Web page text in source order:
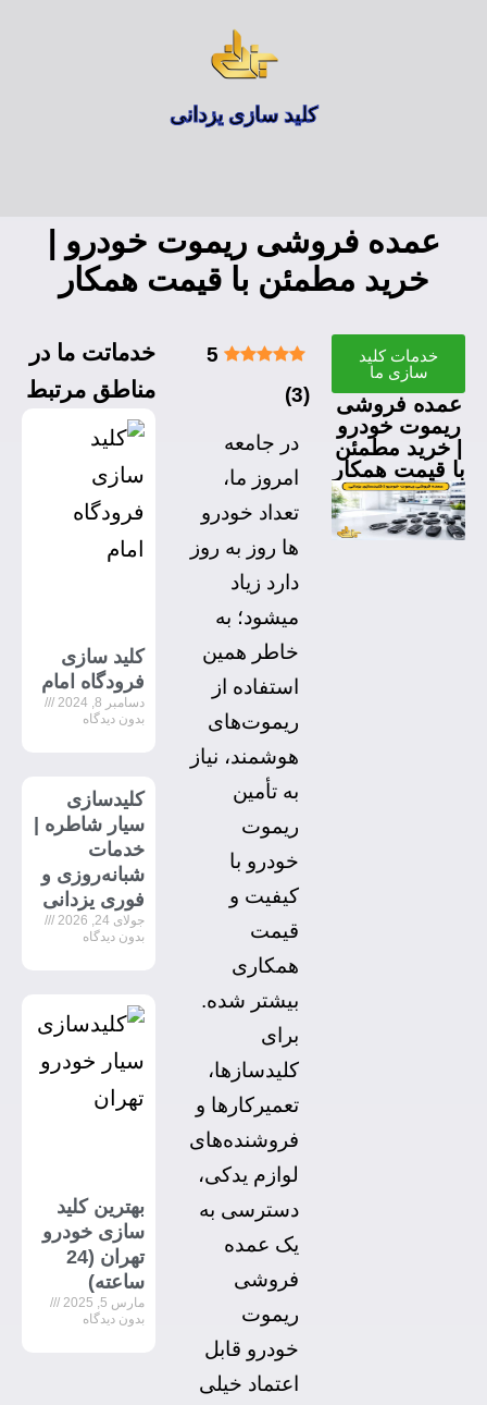
کلید سازی یزدانی
عمده فروشی ریموت خودرو |
خرید مطمئن با قیمت همکار
خدمات کلید
سازی ما
عمده فروشی
ریموت خودرو
| خرید مطمئن
با قیمت همکار
5
(
3
)
در جامعه
امروز ما،
تعداد خودرو
ها روز به روز
دارد زیاد
میشود؛ به
خاطر همین
استفاده از
ریموت‌های
هوشمند، نیاز
به تأمین
ریموت
خودرو با
کیفیت و
قیمت
همکاری
بیشتر شده.
برای
کلیدسازها،
تعمیرکارها و
فروشنده‌های
لوازم یدکی،
دسترسی به
یک عمده
فروشی
ریموت
خودرو قابل
اعتماد خیلی
خدماتت ما در
مناطق مرتبط
کلید سازی
فرودگاه امام
دسامبر 8, 2024
بدون دیدگاه
کلیدسازی
سیار شاطره |
خدمات
شبانه‌روزی و
فوری یزدانی
جولای 24, 2026
بدون دیدگاه
بهترین کلید
سازی خودرو
تهران (24
ساعته)
مارس 5, 2025
بدون دیدگاه